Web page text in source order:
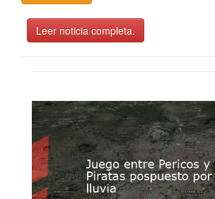
Leer noticia completa.